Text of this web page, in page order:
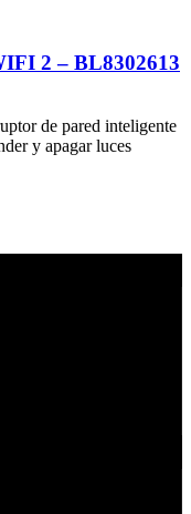
2 – BL8302613
de pared inteligente
y apagar luces